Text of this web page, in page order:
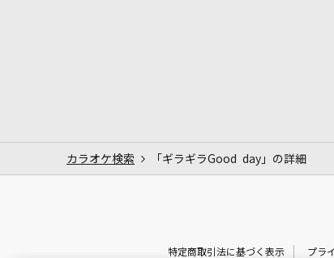
カラオケ検索 「ギラギラGood day」の詳細
特定商取引法に基づく表示
プラ